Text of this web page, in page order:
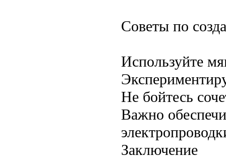
Советы по
Используйте
Не бойтесь
Важно
Заключение